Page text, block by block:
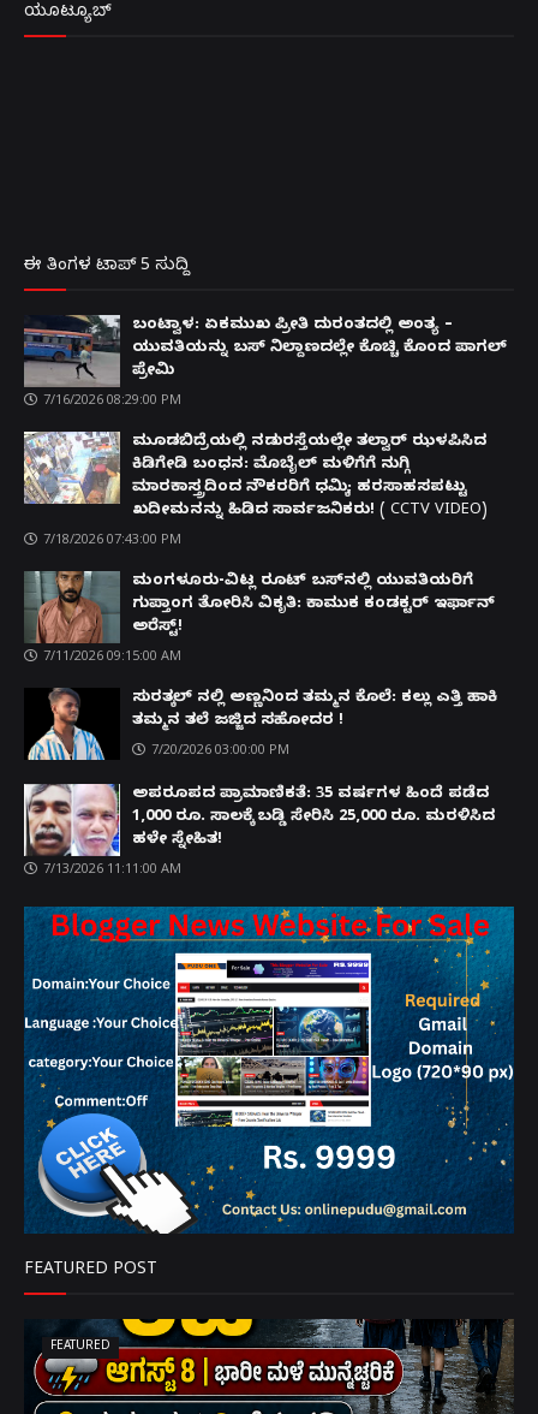
ಯೂಟ್ಯೂಬ್
ಈ ತಿಂಗಳ ಟಾಪ್ 5 ಸುದ್ದಿ
ಬಂಟ್ವಾಳ: ಏಕಮುಖ ಪ್ರೀತಿ ದುರಂತದಲ್ಲಿ ಅಂತ್ಯ –
ಯುವತಿಯನ್ನು ಬಸ್ ನಿಲ್ದಾಣದಲ್ಲೇ ಕೊಚ್ಚಿ ಕೊಂದ ಪಾಗಲ್
ಪ್ರೇಮಿ
7/16/2026 08:29:00 PM
ಮೂಡಬಿದ್ರೆಯಲ್ಲಿ ನಡುರಸ್ತೆಯಲ್ಲೇ ತಲ್ವಾರ್ ಝಳಪಿಸಿದ
ಕಿಡಿಗೇಡಿ ಬಂಧನ: ಮೊಬೈಲ್ ಮಳಿಗೆಗೆ ನುಗ್ಗಿ
ಮಾರಕಾಸ್ತ್ರದಿಂದ ನೌಕರರಿಗೆ ಧಮ್ಕಿ; ಹರಸಾಹಸಪಟ್ಟು
ಖದೀಮನನ್ನು ಹಿಡಿದ ಸಾರ್ವಜನಿಕರು! ( CCTV VIDEO)
7/18/2026 07:43:00 PM
ಮಂಗಳೂರು-ವಿಟ್ಲ ರೂಟ್ ಬಸ್‌ನಲ್ಲಿ ಯುವತಿಯರಿಗೆ
ಗುಪ್ತಾಂಗ ತೋರಿಸಿ ವಿಕೃತಿ: ಕಾಮುಕ ಕಂಡಕ್ಟರ್ ಇರ್ಫಾನ್
ಅರೆಸ್ಟ್!
7/11/2026 09:15:00 AM
ಸುರತ್ಕಲ್ ನಲ್ಲಿ ಅಣ್ಣನಿಂದ ತಮ್ಮನ ಕೊಲೆ: ಕಲ್ಲು ಎತ್ತಿ ಹಾಕಿ
ತಮ್ಮನ ತಲೆ ಜಜ್ಜಿದ ಸಹೋದರ !
7/20/2026 03:00:00 PM
ಅಪರೂಪದ ಪ್ರಾಮಾಣಿಕತೆ: 35 ವರ್ಷಗಳ ಹಿಂದೆ ಪಡೆದ
1,000 ರೂ. ಸಾಲಕ್ಕೆ ಬಡ್ಡಿ ಸೇರಿಸಿ 25,000 ರೂ. ಮರಳಿಸಿದ
ಹಳೇ ಸ್ನೇಹಿತ!
7/13/2026 11:11:00 AM
FEATURED POST
FEATURED